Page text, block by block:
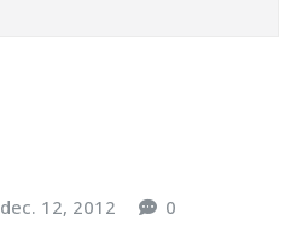
dec. 12, 2012 0